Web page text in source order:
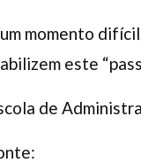
um momento
este
de